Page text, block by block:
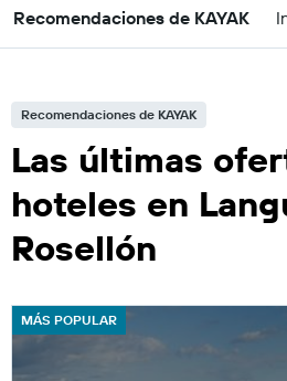
Recomendaciones de KAYAK
Recomendaciones de KAYAK
Las últimas
hoteles en
Rosellón
MÁS POPULAR